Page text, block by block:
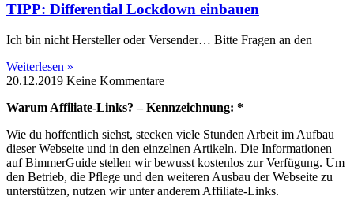
TIPP: Differential Lockdown einbauen
Ich bin nicht Hersteller oder Versender… Bitte Fragen an den
Weiterlesen »
20.12.2019 Keine Kommentare
Warum Affiliate-Links? – Kennzeichnung: *
Wie du hoffentlich siehst, stecken viele Stunden Arbeit im Aufbau
dieser Webseite und in den einzelnen Artikeln. Die Informationen
auf BimmerGuide stellen wir bewusst kostenlos zur Verfügung. Um
den Betrieb, die Pflege und den weiteren Ausbau der Webseite zu
unterstützen, nutzen wir unter anderem Affiliate-Links.